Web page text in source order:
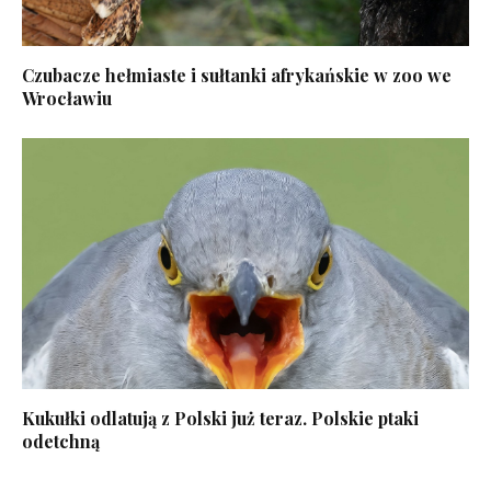
Czubacze hełmiaste i sułtanki afrykańskie w zoo we
Wrocławiu
Kukułki odlatują z Polski już teraz. Polskie ptaki
odetchną